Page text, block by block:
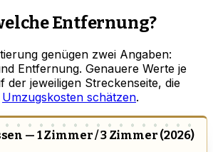
Entfernung?
genügen zwei Angaben:
Entfernung. Genauere Werte je
der jeweiligen Streckenseite, die
Umzugskosten schätzen.
— 1 Zimmer / 3 Zimmer (2026)